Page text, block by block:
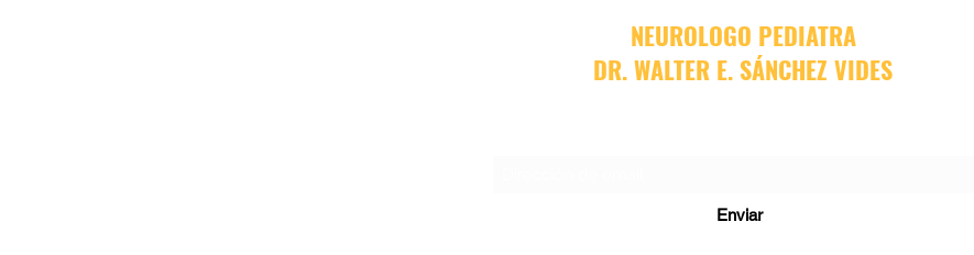
NEUROLOGO PEDIATRA
DR. WALTER E. SÁNCHEZ VIDES
Enviar